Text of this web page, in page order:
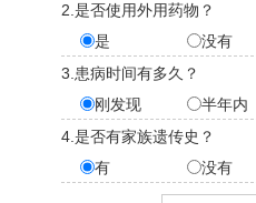
2.是否使用外用药物？
是
没有
3.患病时间有多久？
刚发现
半年内
4.是否有家族遗传史？
有
没有